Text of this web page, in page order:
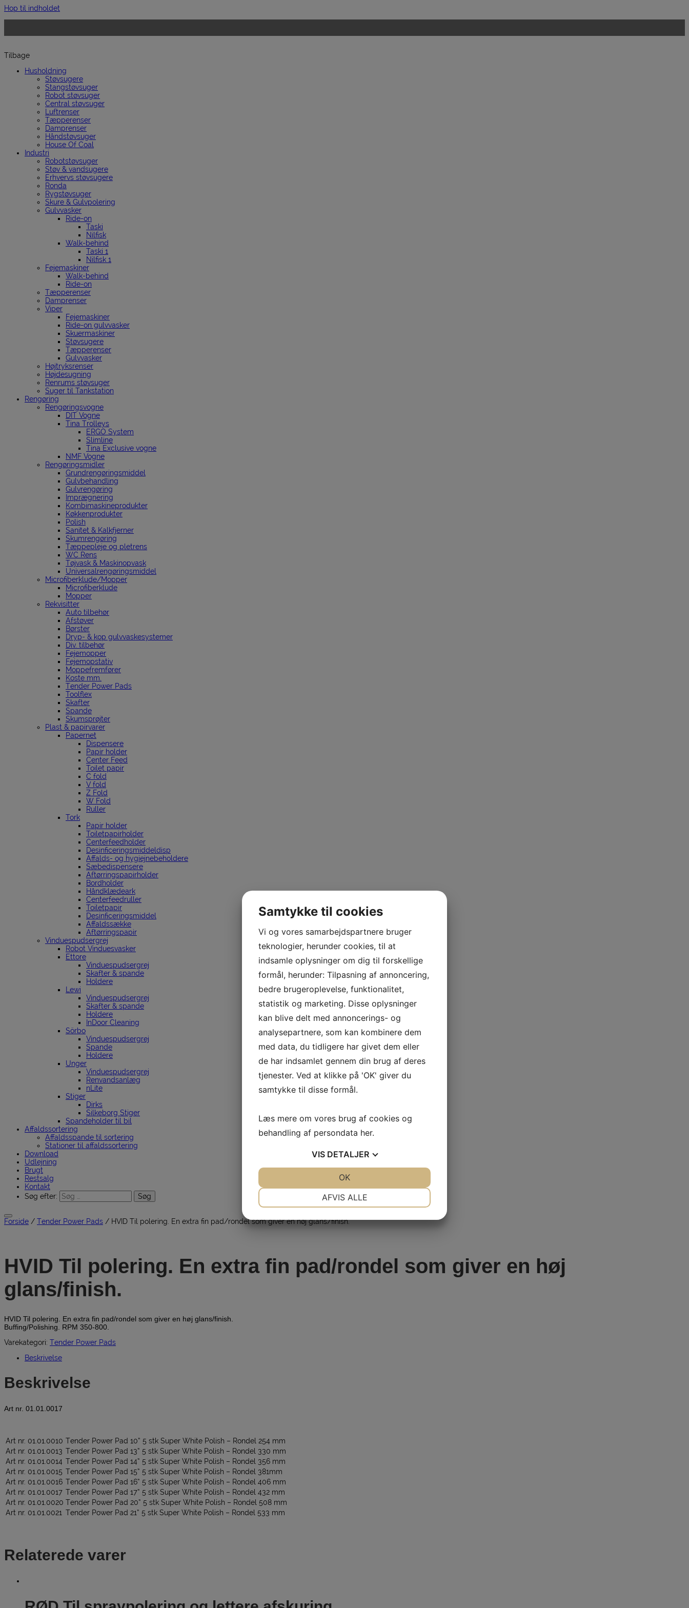
Hop til indholdet
Tilbage
Husholdning
Støvsugere
Stangstøvsuger
Robot støvsuger
Central støvsuger
Luftrenser
Tæpperenser
Damprenser
Håndstøvsuger
House Of Coal
Industri
Robotstøvsuger
Støv & vandsugere
Erhvervs støvsugere
Ronda
Rygstøvsuger
Skure & Gulvpolering
Gulvvasker
Ride-on
Taski
Nilfisk
Walk-behind
Taski 1
Nilfisk 1
Fejemaskiner
Walk-behind
Ride-on
Tæpperenser
Damprenser
Viper
Fejemaskiner
Ride-on gulvvasker
Skuermaskiner
Støvsugere
Tæpperenser
Gulvvasker
Højtryksrenser
Højdesugning
Renrums støvsuger
Suger til Tankstation
Rengøring
Rengøringsvogne
DIT Vogne
Tina Trolleys
ERGO System
Slimline
Tina Exclusive vogne
NMF Vogne
Rengøringsmidler
Grundrengøringsmiddel
Gulvbehandling
Gulvrengøring
Imprægnering
Kombimaskineprodukter
Køkkenprodukter
Polish
Sanitet & Kalkfjerner
Skumrengøring
Tæppepleje og pletrens
WC Rens
Tøjvask & Maskinopvask
Universalrengøringsmiddel
Microfiberklude/Mopper
Microfiberklude
Mopper
Rekvisitter
Auto tilbehør
Afstøver
Børster
Dryp- & kop gulvvaskesystemer
Div. tilbehør
Fejemopper
Fejemopstativ
Moppefremfører
Koste mm.
Tender Power Pads
Toolflex
Skafter
Spande
Skumsprøjter
Plast & papirvarer
Papernet
Dispensere
Papir holder
Center Feed
Toilet papir
C fold
V fold
Z Fold
W Fold
Ruller
Tork
Papir holder
Toiletpapirholder
Centerfeedholder
Desinficeringsmiddeldisp
Affalds- og hygiejnebeholdere
Sæbedispensere
Aftørringspapirholder
Bordholder
Håndklædeark
Centerfeedruller
Toiletpapir
Desinficeringsmiddel
Affaldssække
Aftørringspapir
Vinduespudsergrej
Robot Vinduesvasker
Ettore
Vinduespudsergrej
Skafter & spande
Holdere
Lewi
Vinduespudsergrej
Skafter & spande
Holdere
InDoor Cleaning
Sörbo
Vinduespudsergrej
Spande
Holdere
Unger
Vinduespudsergrej
Renvandsanlæg
nLite
Stiger
Dirks
Silkeborg Stiger
Spandeholder til bil
Affaldssortering
Affaldsspande til sortering
Stationer til affaldssortering
Download
Udlejning
Brugt
Restsalg
Kontakt
Søg efter:
Forside / Tender Power Pads / HVID Til polering. En extra fin pad/rondel som giver en høj glans/finish.
HVID Til polering. En extra fin pad/rondel som giver en høj
glans/finish.
HVID Til polering. En extra fin pad/rondel som giver en høj glans/finish.
Buffing/Polishing. RPM 350-800.
Varekategori: Tender Power Pads
Beskrivelse
Beskrivelse
Art nr. 01.01.0017
Art nr. 01.01.0010 Tender Power Pad 10” 5 stk Super White Polish – Rondel 254 mm
Art nr. 01.01.0013 Tender Power Pad 13” 5 stk Super White Polish – Rondel 330 mm
Art nr. 01.01.0014 Tender Power Pad 14” 5 stk Super White Polish – Rondel 356 mm
Art nr. 01.01.0015 Tender Power Pad 15” 5 stk Super White Polish – Rondel 381mm
Art nr. 01.01.0016 Tender Power Pad 16” 5 stk Super White Polish – Rondel 406 mm
Art nr. 01.01.0017 Tender Power Pad 17” 5 stk Super White Polish – Rondel 432 mm
Art nr. 01.01.0020 Tender Power Pad 20” 5 stk Super White Polish – Rondel 508 mm
Art nr. 01.01.0021 Tender Power Pad 21” 5 stk Super White Polish – Rondel 533 mm
Relaterede varer
Samtykke til cookies
Vi og vores samarbejdspartnere bruger
teknologier, herunder cookies, til at
indsamle oplysninger om dig til forskellige
formål, herunder: Tilpasning af annoncering,
bedre brugeroplevelse, funktionalitet,
statistik og marketing. Disse oplysninger
kan blive delt med annoncerings- og
analysepartnere, som kan kombinere dem
med data, du tidligere har givet dem eller
de har indsamlet gennem din brug af deres
tjenester. Ved at klikke på 'OK' giver du
samtykke til disse formål.
Læs mere om vores brug af cookies og
behandling af persondata her.
VIS DETALJER
AFVIS ALLE
OK